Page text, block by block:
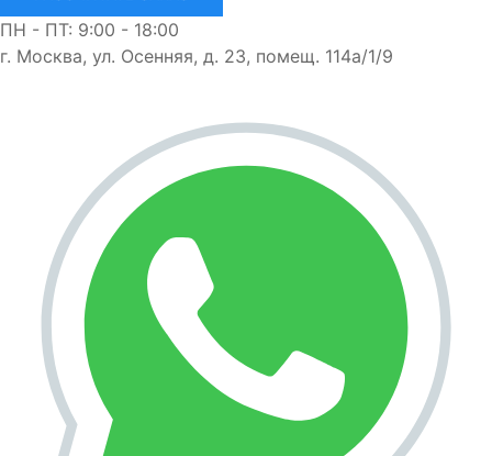
ПН - ПТ: 9:00 - 18:00
г. Москва, ул. Осенняя, д. 23, помещ. 114а/1/9